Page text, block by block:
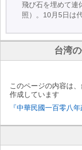
飛び石を埋めて連
照）。10月5日は
台湾
このページの内容は
作成しています
『中華民國一百零八